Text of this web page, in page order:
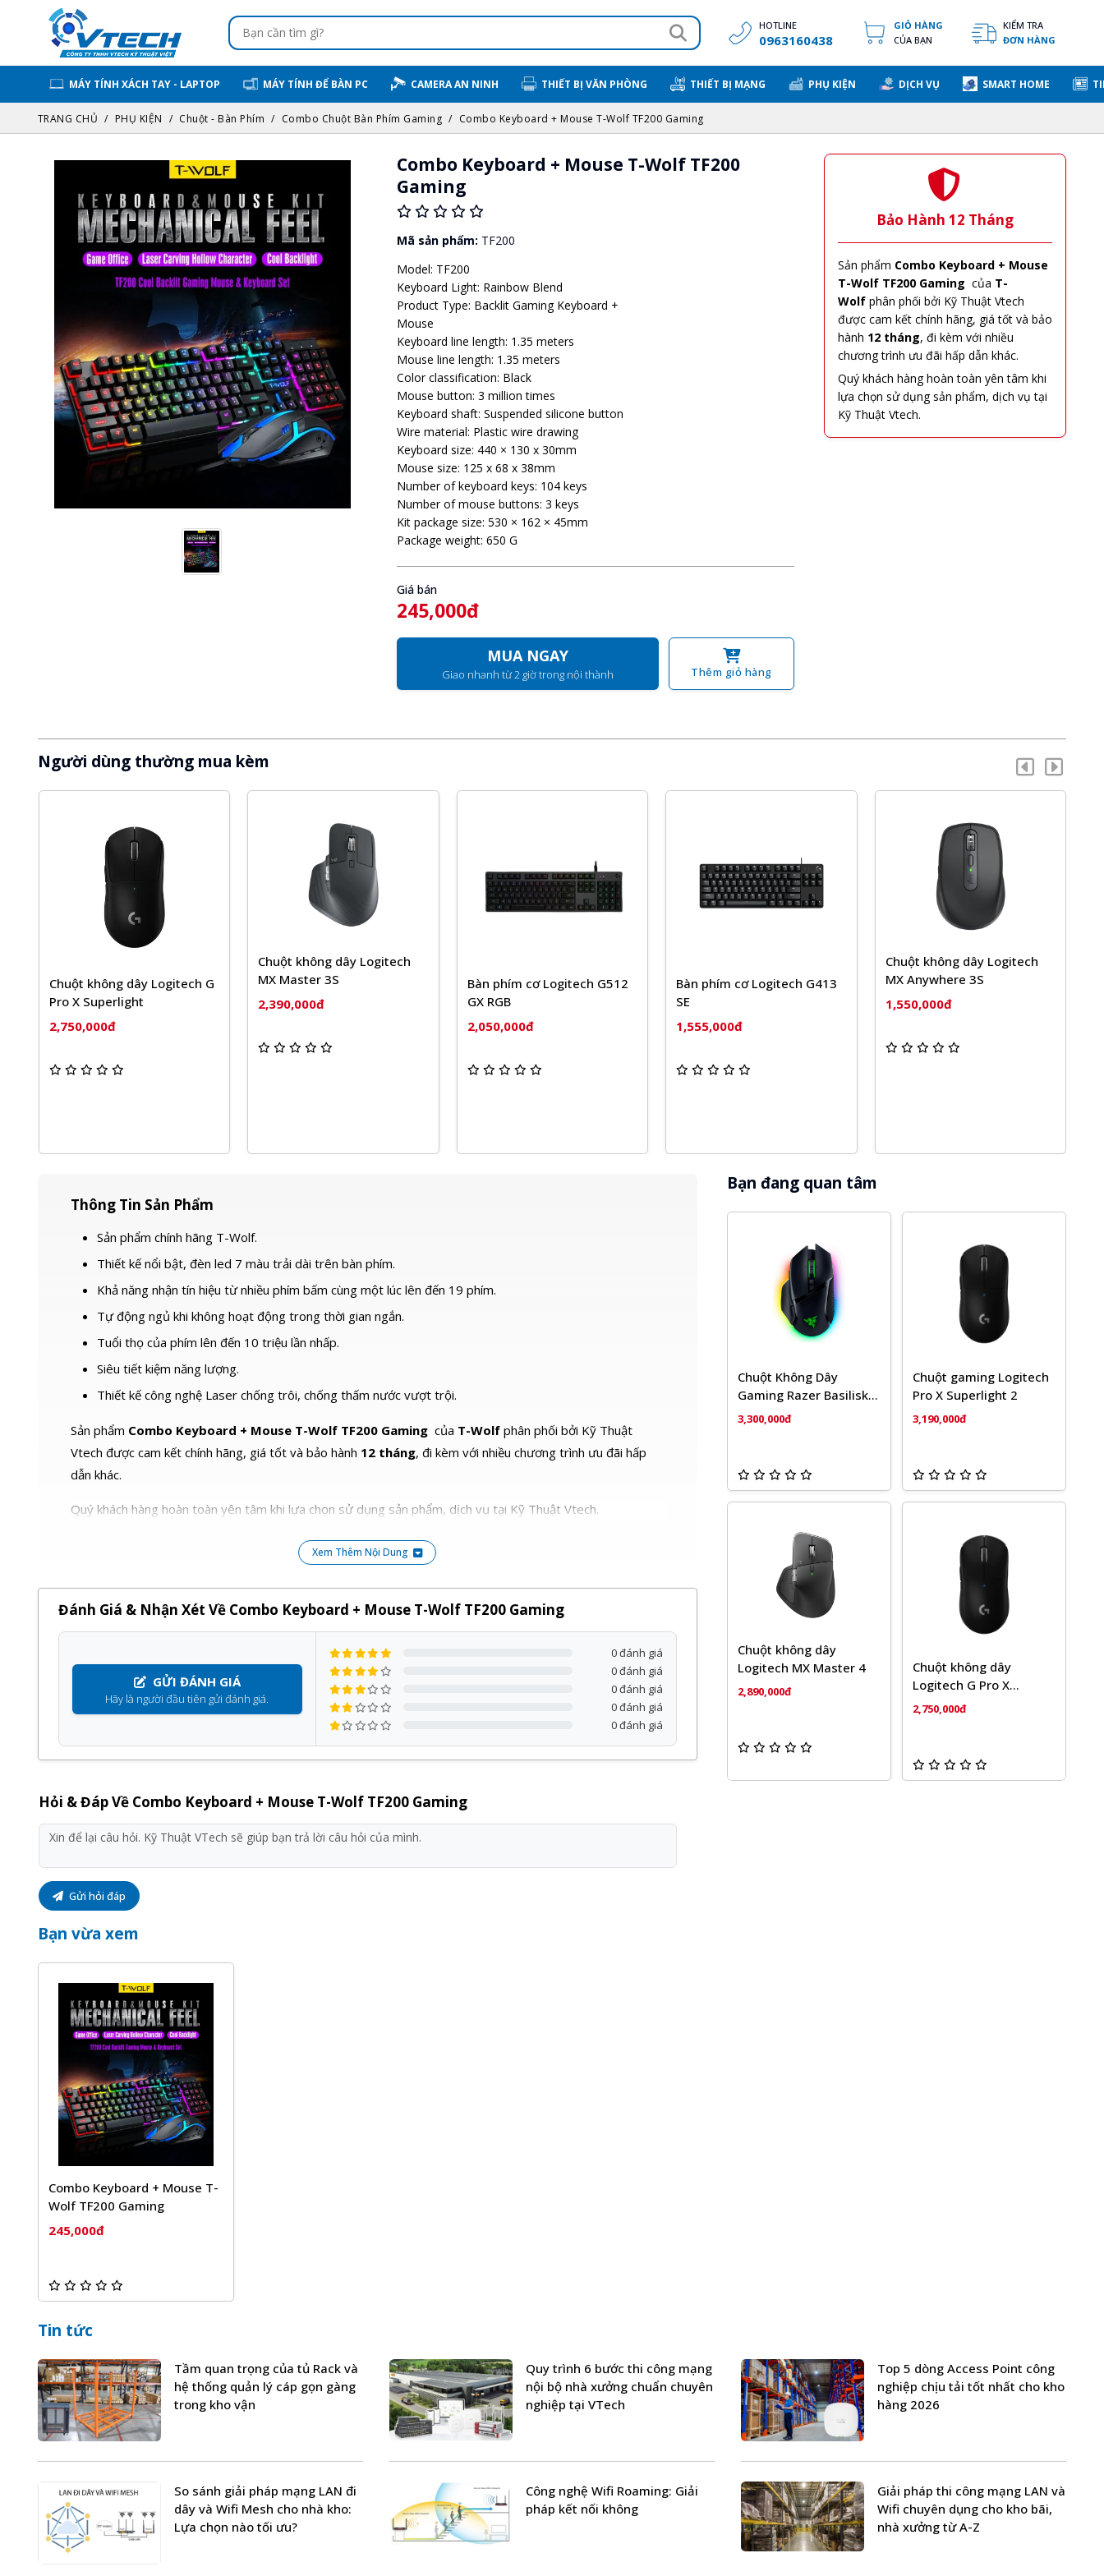
HOTLINE
0963160438
GIỎ HÀNG
CỦA BẠN
KIỂM TRA
ĐƠN HÀNG
MÁY TÍNH XÁCH TAY - LAPTOP MÁY TÍNH ĐỂ BÀN PC CAMERA AN NINH THIẾT BỊ VĂN PHÒNG THIẾT BỊ MẠNG PHỤ KIỆN DỊCH VỤ SMART HOME
TRANG CHỦ PHỤ KIỆN Chuột - Bàn Phím Combo Chuột Bàn Phím Gaming Combo Keyboard + Mouse T-Wolf TF200 Gaming
Combo Keyboard + Mouse T-Wolf TF200
Gaming
Mã sản phẩm: TF200
Model: TF200
Keyboard Light: Rainbow Blend
Product Type: Backlit Gaming Keyboard +
Mouse
Keyboard line length: 1.35 meters
Mouse line length: 1.35 meters
Color classification: Black
Mouse button: 3 million times
Keyboard shaft: Suspended silicone button
Wire material: Plastic wire drawing
Keyboard size: 440 × 130 x 30mm
Mouse size: 125 x 68 x 38mm
Number of keyboard keys: 104 keys
Number of mouse buttons: 3 keys
Kit package size: 530 × 162 × 45mm
Package weight: 650 G
Giá bán
245,000đ
MUA NGAY
Giao nhanh từ 2 giờ trong nội thành Thêm giỏ hàng
Bảo Hành 12 Tháng
Sản phẩm Combo Keyboard + Mouse
T-Wolf TF200 Gaming của T-
Wolfphân phối bởi Kỹ Thuật Vtech
được cam kết chính hãng, giá tốt và bảo
hành 12 tháng, đi kèm với nhiều
chương trình ưu đãi hấp dẫn khác.
Quý khách hàng hoàn toàn yên tâm khi
lựa chọn sử dụng sản phẩm, dịch vụ tại
Kỹ Thuật Vtech.
Người dùng thường mua kèm
Chuột không dây Logitech G
Pro X Superlight
2,750,000đ
Chuột không dây Logitech
MX Master 3S
2,390,000đ
Bàn phím cơ Logitech G512
GX RGB
2,050,000đ
Bàn phím cơ Logitech G413
SE
1,555,000đ
Chuột không dây Logitech
MX Anywhere 3S
1,550,000đ
Thông Tin Sản Phẩm
Sản phẩm chính hãng T-Wolf.
Thiết kế nổi bật, đèn led 7 màu trải dài trên bàn phím.
Khả năng nhận tín hiệu từ nhiều phím bấm cùng một lúc lên đến 19 phím.
Tự động ngủ khi không hoạt động trong thời gian ngắn.
Tuổi thọ của phím lên đến 10 triệu lần nhấp.
Siêu tiết kiệm năng lượng.
Thiết kế công nghệ Laser chống trôi, chống thấm nước vượt trội.
Sản phẩm Combo Keyboard + Mouse T-Wolf TF200 Gaming của T-Wolf phân phối bởi Kỹ Thuật
Vtech được cam kết chính hãng, giá tốt và bảo hành 12 tháng, đi kèm với nhiều chương trình ưu đãi hấp
dẫn khác.
Quý khách hàng hoàn toàn yên tâm khi lựa chọn sử dụng sản phẩm, dịch vụ tại Kỹ Thuật Vtech.
Xem Thêm Nội Dung
Đánh Giá & Nhận Xét Về Combo Keyboard + Mouse T-Wolf TF200 Gaming
GỬI ĐÁNH GIÁ
Hãy là người đầu tiên gửi đánh giá.
0 đánh giá
0 đánh giá
0 đánh giá
0 đánh giá
0 đánh giá
Hỏi & Đáp Về Combo Keyboard + Mouse T-Wolf TF200 Gaming
Gửi hỏi đáp
Bạn đang quan tâm
Chuột Không Dây
Gaming Razer Basilisk
V3 Pro Black RZ01-
3,300,000đ
Chuột gaming Logitech
Pro X Superlight 2
3,190,000đ
Chuột không dây
Logitech MX Master 4
2,890,000đ
Chuột không dây
Logitech G Pro X
Superlight
2,750,000đ
Bạn vừa xem
Combo Keyboard + Mouse T-
Wolf TF200 Gaming
245,000đ
Tin tức
Tầm quan trọng của tủ Rack và
hệ thống quản lý cáp gọn gàng
trong kho vận
Quy trình 6 bước thi công mạng
nội bộ nhà xưởng chuẩn chuyên
nghiệp tại VTech
Top 5 dòng Access Point công
nghiệp chịu tải tốt nhất cho kho
hàng 2026
So sánh giải pháp mạng LAN đi
dây và Wifi Mesh cho nhà kho:
Lựa chọn nào tối ưu?
Công nghệ Wifi Roaming: Giải
pháp kết nối không
Giải pháp thi công mạng LAN và
Wifi chuyên dụng cho kho bãi,
nhà xưởng từ A-Z